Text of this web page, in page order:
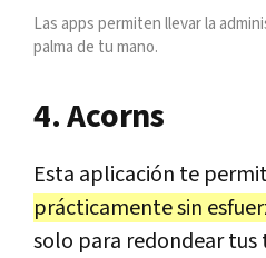
Las apps permiten llevar la
palma de tu mano.
4. Acorns
Esta aplicación te
prácticamente sin
solo para redondear tus